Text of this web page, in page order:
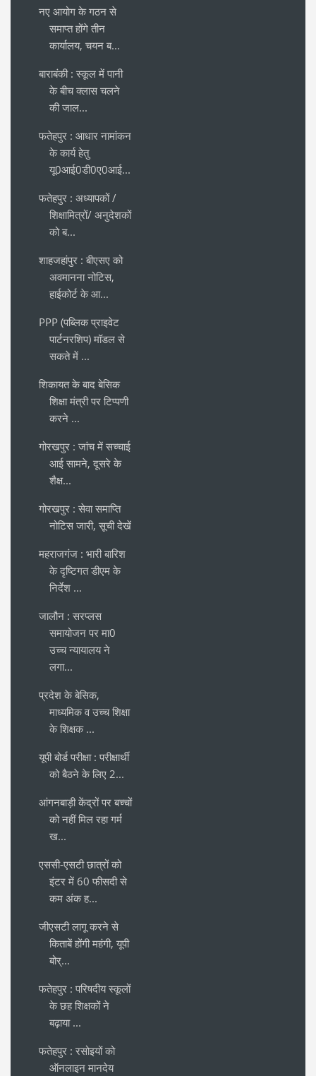
नए आयोग के गठन से
समाप्त होंगे तीन
कार्यालय, चयन ब...
बाराबंकी : स्कूल में पानी
के बीच क्लास चलने
की जाल...
फतेहपुर : आधार नामांकन
के कार्य हेतु
यू0आई0डी0ए0आई...
फतेहपुर : अध्यापकों /
शिक्षामित्रों/ अनुदेशकों
को ब...
शाहजहांपुर : बीएसए को
अवमानना नोटिस,
हाईकोर्ट के आ...
PPP (पब्लिक प्राइवेट
पार्टनरशिप) मॉडल से
सकते में ...
शिकायत के बाद बेसिक
शिक्षा मंत्री पर टिप्पणी
करने ...
गोरखपुर : जांच में सच्चाई
आई सामने, दूसरे के
शैक्ष...
गोरखपुर : सेवा समाप्ति
नोटिस जारी, सूची देखें
महराजगंज : भारी बारिश
के दृष्टिगत डीएम के
निर्देश ...
जालौन : सरप्लस
समायोजन पर मा0
उच्च न्यायालय ने
लगा...
प्रदेश के बेसिक,
माध्यमिक व उच्च शिक्षा
के शिक्षक ...
यूपी बोर्ड परीक्षा : परीक्षार्थी
को बैठने के लिए 2...
आंगनबाड़ी केंद्रों पर बच्चों
को नहीं मिल रहा गर्म
ख...
एससी-एसटी छात्रों को
इंटर में 60 फीसदी से
कम अंक ह...
जीएसटी लागू करने से
किताबें होंगी महंगी, यूपी
बोर्...
फतेहपुर : परिषदीय स्कूलों
के छह शिक्षकों ने
बढ़ाया ...
फतेहपुर : रसोइयों को
ऑनलाइन मानदेय